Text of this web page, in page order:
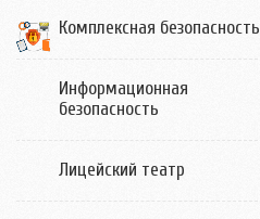
Комплексная безопасность
Информационная
безопасность
Лицейский театр